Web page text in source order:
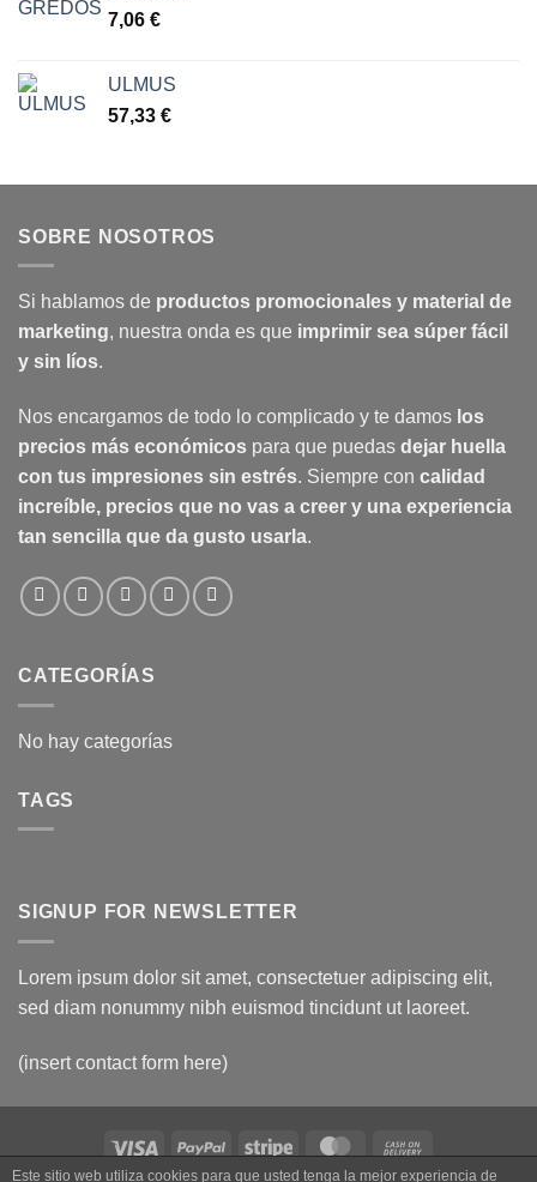
7,06 €
ULMUS
57,33 €
SOBRE NOSOTROS
Si hablamos de productos promocionales y material de
marketing, nuestra onda es que imprimir sea súper fácil
y sin líos.
Nos encargamos de todo lo complicado y te damos los
precios más económicos para que puedas dejar huella
con tus impresiones sin estrés. Siempre con calidad
increíble, precios que no vas a creer y una experiencia
tan sencilla que da gusto usarla.
CATEGORÍAS
No hay categorías
TAGS
SIGNUP FOR NEWSLETTER
Lorem ipsum dolor sit amet, consectetuer adipiscing elit,
sed diam nonummy nibh euismod tincidunt ut laoreet.
(insert contact form here)
Visa PayPal Stripe MasterCard
On
Este sitio web utiliza cookies para que usted tenga la mejor experiencia de